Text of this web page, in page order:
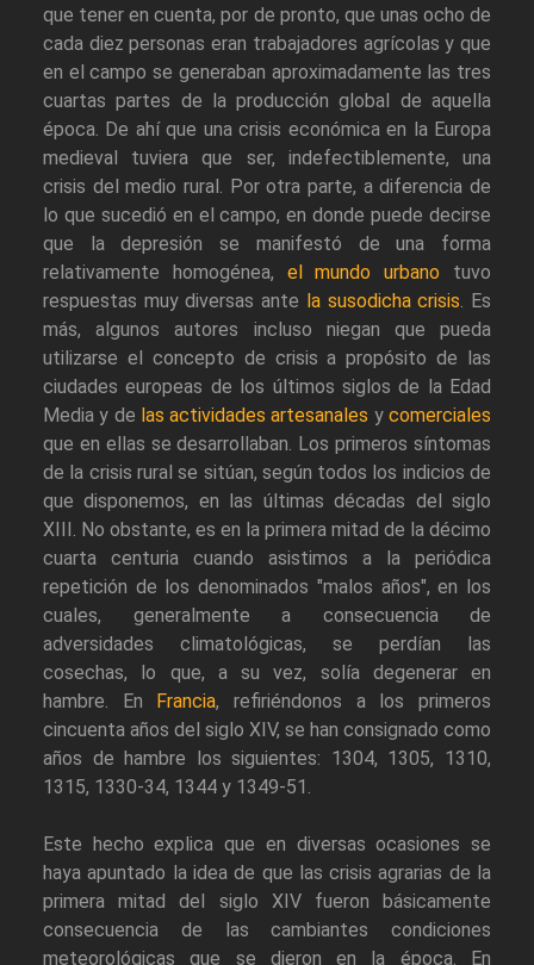
que tener en cuenta, por de pronto, que unas ocho de
cada diez personas eran trabajadores agrícolas y que
en el campo se generaban aproximadamente las tres
cuartas partes de la producción global de aquella
época. De ahí que una crisis económica en la Europa
medieval tuviera que ser, indefectiblemente, una
crisis del medio rural. Por otra parte, a diferencia de
lo que sucedió en el campo, en donde puede decirse
que la depresión se manifestó de una forma
relativamente homogénea, el mundo urbano tuvo
respuestas muy diversas ante la susodicha crisis. Es
más, algunos autores incluso niegan que pueda
utilizarse el concepto de crisis a propósito de las
ciudades europeas de los últimos siglos de la Edad
Media y de las actividades artesanales ycomerciales
que en ellas se desarrollaban. Los primeros síntomas
de la crisis rural se sitúan, según todos los indicios de
que disponemos, en las últimas décadas del siglo
XIII. No obstante, es en la primera mitad de la décimo
cuarta centuria cuando asistimos a la periódica
repetición de los denominados "malos años", en los
cuales, generalmente a consecuencia de
adversidades climatológicas, se perdían las
cosechas, lo que, a su vez, solía degenerar en
hambre. En
Francia, refiriéndonos a los primeros
cincuenta años del siglo XIV, se han consignado como
años de hambre los siguientes: 1304, 1305, 1310,
1315, 1330-34, 1344 y 1349-51.
Este hecho explica que en diversas ocasiones se
haya apuntado la idea de que las crisis agrarias de la
primera mitad del siglo XIV fueron básicamente
consecuencia de las cambiantes condiciones
meteorológicas que se dieron en la época. En